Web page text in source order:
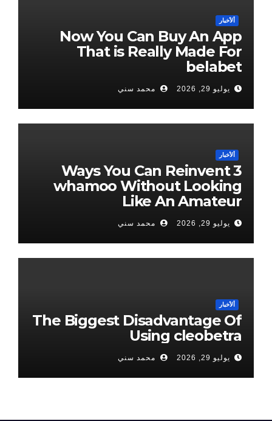
ألأخبار
Now You Can Buy An App
That is Really Made For
belabet
يوليو 29, 2026 محمد سني
ألأخبار
3 Ways You Can Reinvent
whamoo Without Looking
Like An Amateur
يوليو 29, 2026 محمد سني
ألأخبار
The Biggest Disadvantage Of
Using cleobetra
يوليو 29, 2026 محمد سني